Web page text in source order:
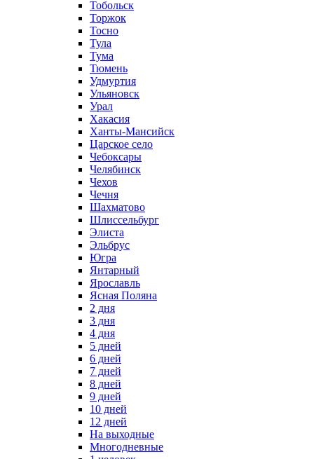
Тобольск
Торжок
Тосно
Тула
Тума
Тюмень
Удмуртия
Ульяновск
Урал
Хакасия
Ханты-Мансийск
Царское село
Чебоксары
Челябинск
Чехов
Чечня
Шахматово
Шлиссельбург
Элиста
Эльбрус
Югра
Янтарный
Ярославль
Ясная Поляна
2 дня
3 дня
4 дня
5 дней
6 дней
7 дней
8 дней
9 дней
10 дней
12 дней
На выходные
Многодневные